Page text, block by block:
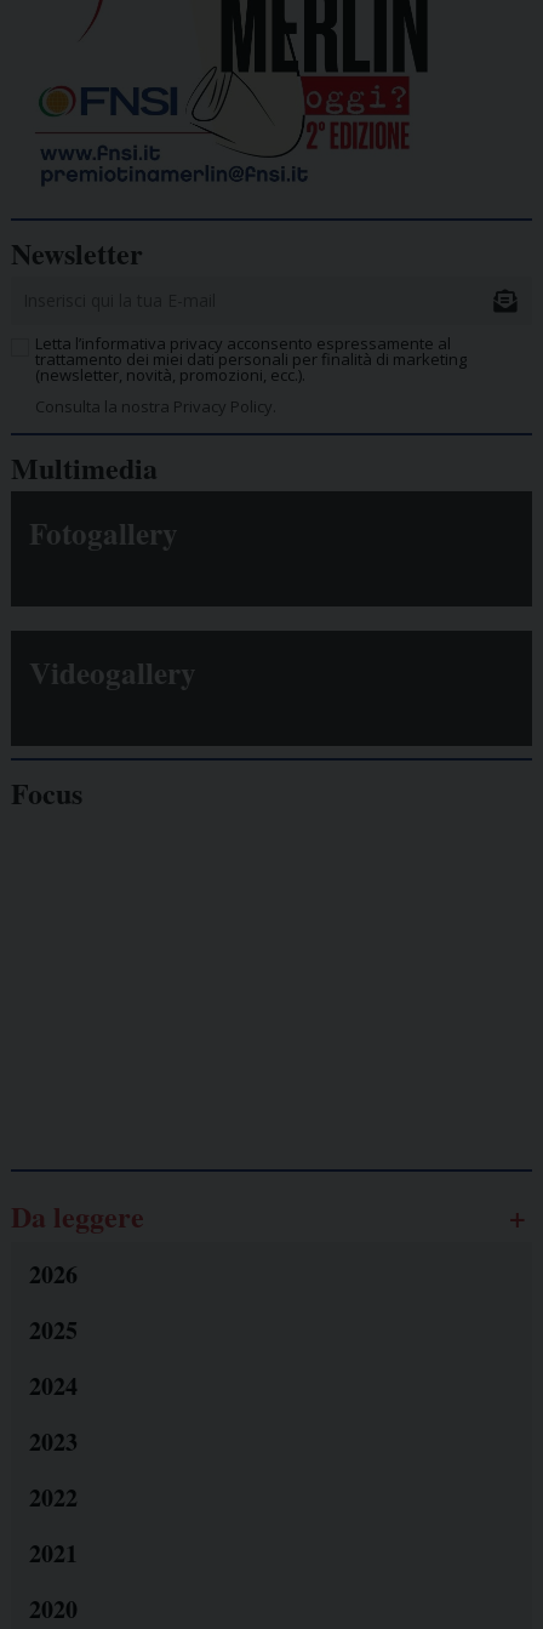
Newsletter
Letta l’informativa privacy acconsento espressamente al
trattamento dei miei dati personali per finalità di marketing
(newsletter, novità, promozioni, ecc.).
Consulta la nostra Privacy Policy.
Multimedia
Fotogallery
Videogallery
Focus
Da leggere
2026
2025
2024
2023
2022
2021
2020